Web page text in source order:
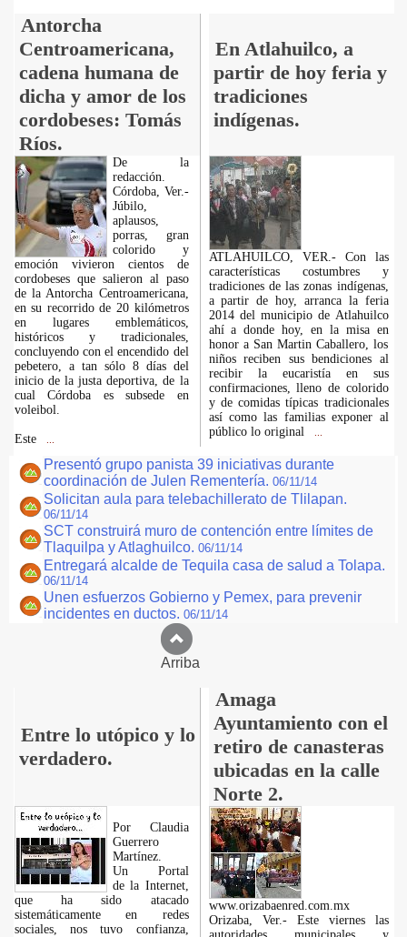
Antorcha
Centroamericana,
cadena humana de
dicha y amor de los
cordobeses: Tomás
Ríos.
En Atlahuilco, a
partir de hoy feria y
tradiciones
indígenas.
De la
redacción.
Córdoba, Ver.-
Júbilo,
aplausos,
porras, gran
colorido y
emoción vivieron cientos de
cordobeses que salieron al paso
de la Antorcha Centroamericana,
en su recorrido de 20 kilómetros
en lugares emblemáticos,
históricos y tradicionales,
concluyendo con el encendido del
pebetero, a tan sólo 8 días del
inicio de la justa deportiva, de la
cual Córdoba es subsede en
voleibol.
Este
ATLAHUILCO, VER.- Con las
características costumbres y
tradiciones de las zonas indígenas,
a partir de hoy, arranca la feria
2014 del municipio de Atlahuilco
ahí a donde hoy, en la misa en
honor a San Martin Caballero, los
niños reciben sus bendiciones al
recibir la eucaristía en sus
confirmaciones, lleno de colorido
y de comidas típicas tradicionales
así como las familias exponer al
público lo original
Presentó grupo panista 39 iniciativas durante
coordinación de Julen Rementería. 06/11/14
Solicitan aula para telebachillerato de Tlilapan.
06/11/14
SCT construirá muro de contención entre límites de
Tlaquilpa y Atlaghuilco. 06/11/14
Entregará alcalde de Tequila casa de salud a Tolapa.
06/11/14
Unen esfuerzos Gobierno y Pemex, para prevenir
incidentes en ductos. 06/11/14
Arriba
Entre lo utópico y lo
verdadero.
Amaga
Ayuntamiento con el
retiro de canasteras
ubicadas en la calle
Norte 2.
Por Claudia
Guerrero
Martínez.
​Un Portal
de la Internet,
que ha sido atacado
sistemáticamente en redes
sociales, nos tuvo confianza,
www.orizabaenred.com.mx
Orizaba, Ver.- Este viernes las